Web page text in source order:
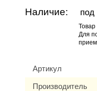
Наличие: под
Для
Артикул
Производитель